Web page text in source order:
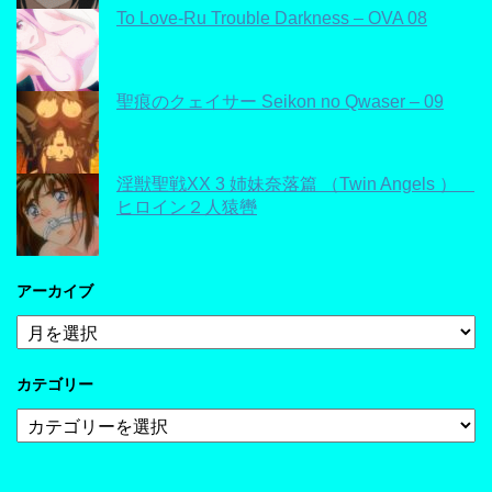
To Love-Ru Trouble Darkness – OVA 08
聖痕のクェイサー Seikon no Qwaser – 09
淫獣聖戦XX 3 姉妹奈落篇 （Twin Angels ）
ヒロイン２人猿轡
アーカイブ
ア
ー
イ
カテゴリー
テ